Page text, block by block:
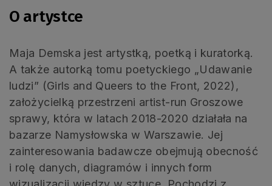
O artystce
Maja Demska jest artystką, poetką i kuratorką.
A także autorką tomu poetyckiego „Udawanie
ludzi” (Girls and Queers to the Front, 2022),
założycielką przestrzeni artist-run Groszowe
sprawy, która w latach 2018-2020 działała na
bazarze Namysłowska w Warszawie. Jej
zainteresowania badawcze obejmują obecność
i rolę danych, diagramów i innych form